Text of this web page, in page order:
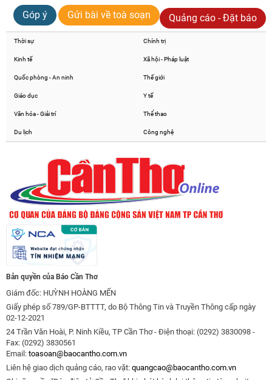
Góp ý
Gửi bài về toà soạn Quảng cáo - Đặt báo
Thời sự Chính trị
Kinh tế Xã hội - Pháp luật
Quốc phòng - An ninh Thế giới
Giáo dục Y tế
Văn hóa - Giải trí Thể thao
Du lịch Công nghệ
Bản quyền của Báo Cần Thơ
Giám đốc: HUỲNH HOÀNG MẾN
Giấy phép số 789/GP-BTTTT, do Bộ Thông Tin và Truyền Thông cấp ngày
02-12-2021
24 Trần Văn Hoài, P. Ninh Kiều, TP Cần Thơ - Điện thoại: (0292) 3830098 -
Fax: (0292) 3830561
Email: toasoan@baocantho.com.vn
Liên hệ giao dịch quảng cáo, rao vặt: quangcao@baocantho.com.vn